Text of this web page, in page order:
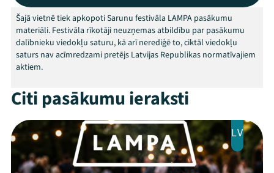
Viņi bija LAMPĀ 2026
Jaunumi
Veikals
Kontakti
Šajā vietnē tiek apkopoti Sarunu festivāla LAMPA pasākumu
materiāli. Festivāla rīkotāji neuzņemas atbildību par pasākumu
dalībnieku viedokļu saturu, kā arī nerediģē to, ciktāl viedokļu
saturs nav acīmredzami pretējs Latvijas Republikas normatīvajiem
aktiem.
Citi pasākumu ieraksti
LV